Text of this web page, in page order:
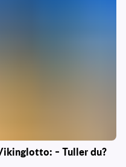
– Tuller du?